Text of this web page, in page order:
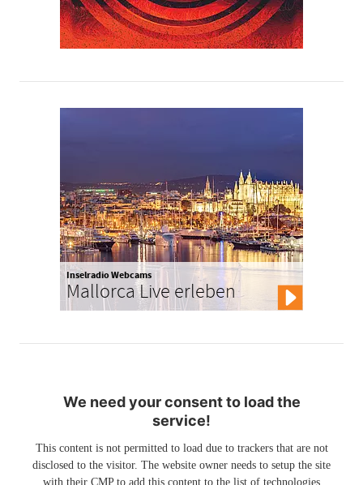
Inselradio Webcams
Mallorca Live erleben
We need your consent to load the
service!
This content is not permitted to load due to trackers that are not
disclosed to the visitor. The website owner needs to setup the site
with their CMP to add this content to the list of technologies